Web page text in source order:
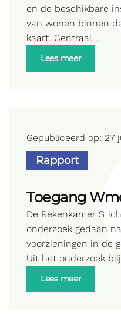
en de beschikbare
van wonen binnen
kaart. Centraal…
Lees meer
Gepubliceerd op: 27
Rapport
Toegang
De Rekenkamer
onderzoek gedaan
voorzieningen in de
Uit het onderzoek
Lees meer